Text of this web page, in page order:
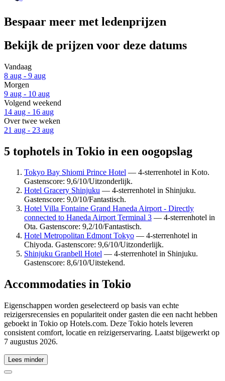
Bespaar meer met ledenprijzen
Bekijk de prijzen voor deze datums
Vandaag
8 aug - 9 aug
Morgen
9 aug - 10 aug
Volgend weekend
14 aug - 16 aug
Over twee weken
21 aug - 23 aug
5 tophotels in Tokio in een oogopslag
Tokyo Bay Shiomi Prince Hotel — 4-sterrenhotel in Koto.
Gastenscore: 9,6/10/Uitzonderlijk.
Hotel Gracery Shinjuku — 4-sterrenhotel in Shinjuku.
Gastenscore: 9,0/10/Fantastisch.
Hotel Villa Fontaine Grand Haneda Airport - Directly
connected to Haneda Airport Terminal 3 — 4-sterrenhotel in
Ota. Gastenscore: 9,2/10/Fantastisch.
Hotel Metropolitan Edmont Tokyo — 4-sterrenhotel in
Chiyoda. Gastenscore: 9,6/10/Uitzonderlijk.
Shinjuku Granbell Hotel — 4-sterrenhotel in Shinjuku.
Gastenscore: 8,6/10/Uitstekend.
Accommodaties in Tokio
Eigenschappen worden geselecteerd op basis van echte
reizigersrecensies en populariteit onder gasten die een nacht hebben
geboekt in Tokio op Hotels.com. Deze Tokio hotels leveren
consistent comfort, locatie en reizigerservaring. Laatst bijgewerkt op
7 augustus 2026.
Lees minder